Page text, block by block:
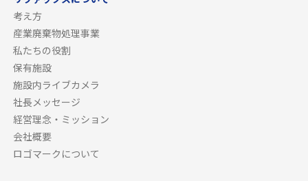
考え方
産業廃棄物処理事業
私たちの役割
保有施設
施設内ライブカメラ
社長メッセージ
経営理念・ミッション
会社概要
ロゴマークについて